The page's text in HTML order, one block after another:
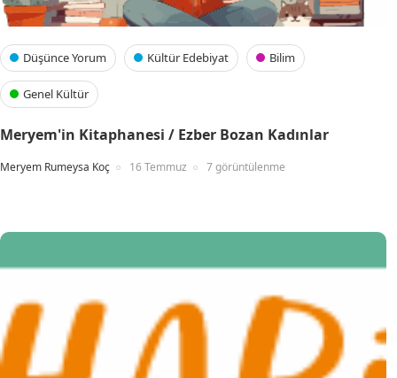
Düşünce Yorum Kültür Edebiyat Bilim
Genel Kültür
Meryem'in Kitaphanesi / Ezber Bozan Kadınlar
Meryem Rumeysa Koç 16 Temmuz 7 görüntülenme